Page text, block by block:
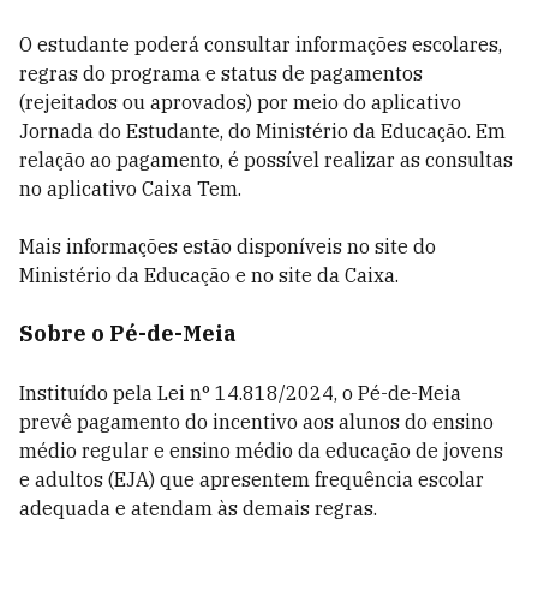
O estudante poderá consultar informações escolares,
regras do programa e status de pagamentos
(rejeitados ou aprovados) por meio do aplicativo
Jornada do Estudante, do Ministério da Educação. Em
relação ao pagamento, é possível realizar as consultas
no aplicativo Caixa Tem.
Mais informações estão disponíveis no site do
Ministério da Educação e no site da Caixa.
Sobre o Pé-de-Meia
Instituído pela Lei n° 14.818/2024, o Pé-de-Meia
prevê pagamento do incentivo aos alunos do ensino
médio regular e ensino médio da educação de jovens
e adultos (EJA) que apresentem frequência escolar
adequada e atendam às demais regras.